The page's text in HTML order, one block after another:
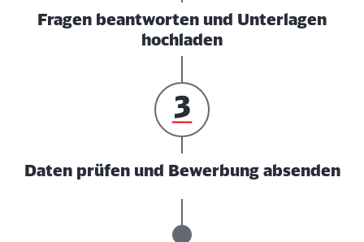
Fragen beantworten und Unterlagen
hochladen
Daten prüfen und Bewerbung absenden